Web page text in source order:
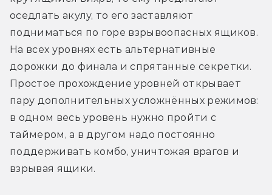
оседлать акулу, то его заставляют
подниматься по горе взрывоопасных ящиков.
На всех уровнях есть альтернативные
дорожки до финала и спрятанные секретки.
Простое прохождение уровней открывает
пару дополнительных усложнённых режимов:
в одном весь уровень нужно пройти с
таймером, а в другом надо постоянно
поддерживать комбо, уничтожая врагов и
взрывая ящики.